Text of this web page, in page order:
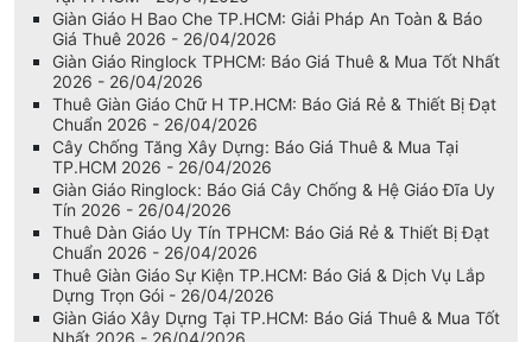
Phụ Kiện Chống Ringlock: Báo Giá Đầu Giằng & Chốt Nêm
Tại TPHCM - 26/04/2026
Giàn Giáo H Bao Che TP.HCM: Giải Pháp An Toàn & Báo
Giá Thuê 2026 - 26/04/2026
Giàn Giáo Ringlock TPHCM: Báo Giá Thuê & Mua Tốt Nhất
2026 - 26/04/2026
Thuê Giàn Giáo Chữ H TP.HCM: Báo Giá Rẻ & Thiết Bị Đạt
Chuẩn 2026 - 26/04/2026
Cây Chống Tăng Xây Dựng: Báo Giá Thuê & Mua Tại
TP.HCM 2026 - 26/04/2026
Giàn Giáo Ringlock: Báo Giá Cây Chống & Hệ Giáo Đĩa Uy
Tín 2026 - 26/04/2026
Thuê Dàn Giáo Uy Tín TPHCM: Báo Giá Rẻ & Thiết Bị Đạt
Chuẩn 2026 - 26/04/2026
Thuê Giàn Giáo Sự Kiện TP.HCM: Báo Giá & Dịch Vụ Lắp
Dựng Trọn Gói - 26/04/2026